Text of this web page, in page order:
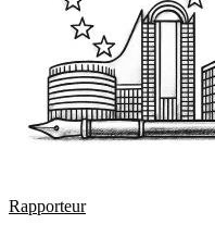
Rapporteur